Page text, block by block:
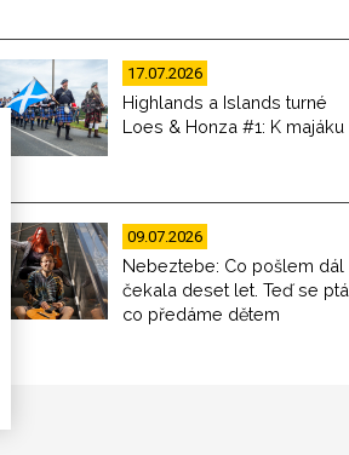
17.07.2026
Highlands a Islands turné
Loes & Honza #1: K majáku
09.07.2026
Nebeztebe: Co pošlem dál
čekala deset let. Teď se ptá,
co předáme dětem